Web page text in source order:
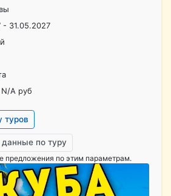
- 31.05.2027
A руб
туров
данные по туру
предложения по этим параметрам.